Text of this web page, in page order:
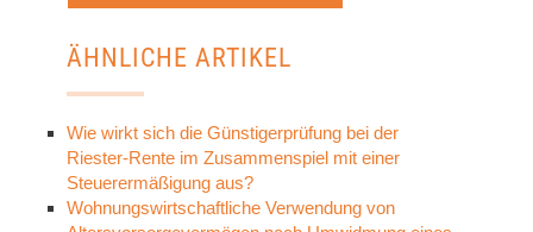
ÄHNLICHE ARTIKEL
Wie wirkt sich die Günstigerprüfung bei der
Riester-Rente im Zusammenspiel mit einer
Steuerermäßigung aus?
Wohnungswirtschaftliche Verwendung von